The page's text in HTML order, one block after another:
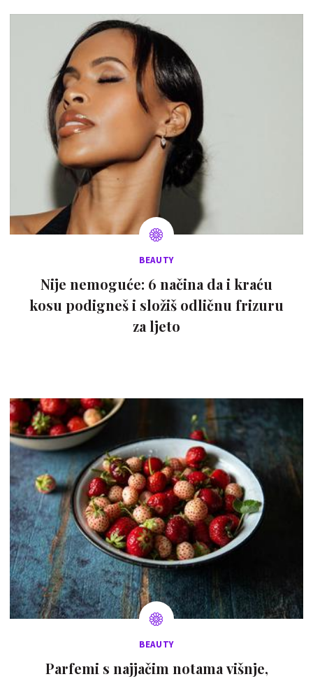
BEAUTY
Nije nemoguće: 6 načina da i kraću
kosu podigneš i složiš odličnu frizuru
za ljeto
BEAUTY
Parfemi s najjačim notama višnje,